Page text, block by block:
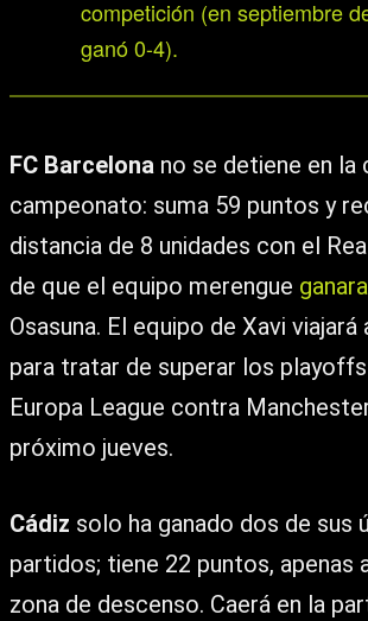
competición (en septiembre
ganó 0-4).
FC Barcelona no se detiene en la
campeonato: suma 59 puntos y
distancia de 8 unidades con el
de que el equipo merengue
Osasuna. El equipo de Xavi
para tratar de superar los playoffs
Europa League contra
próximo jueves.
Cádiz solo ha ganado dos de sus
partidos; tiene 22 puntos, apenas
zona de descenso. Caerá en la